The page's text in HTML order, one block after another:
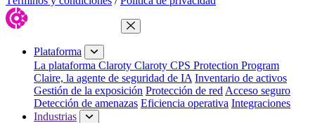
Cerrar menú
Plataforma
La plataforma Claroty Claroty CPS Protection Program
Claire, la agente de seguridad de IA Inventario de activos
Gestión de la exposición Protección de red Acceso seguro
Detección de amenazas Eficiencia operativa Integraciones
Industrias